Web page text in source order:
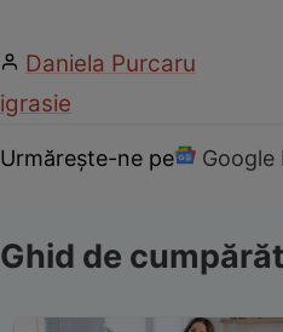
Daniela Purcaru
igrasie
Urmărește-ne pe Google
Ghid de